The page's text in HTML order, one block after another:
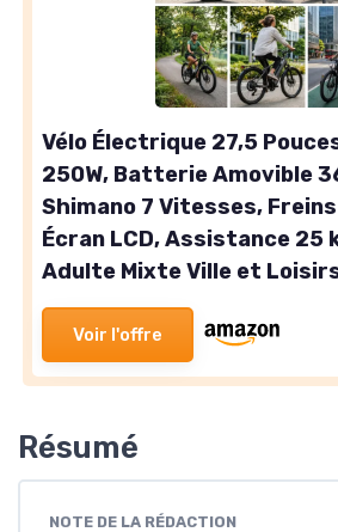
Vélo Électrique 27,5
250W, Batterie Amovible
Shimano 7 Vitesses,
Écran LCD, Assistance 25
Adulte Mixte Ville et
Voir l'offre
Résumé
NOTE DE LA RÉDACTION